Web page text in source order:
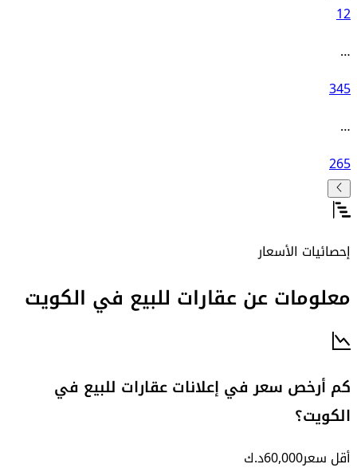
12
…
345
…
265
إحصائيات الأسعار
معلومات عن عقارات للبيع في الكويت
كم أرخص سعر في إعلانات عقارات للبيع في
الكويت؟
أقل سعر60,000د.ك